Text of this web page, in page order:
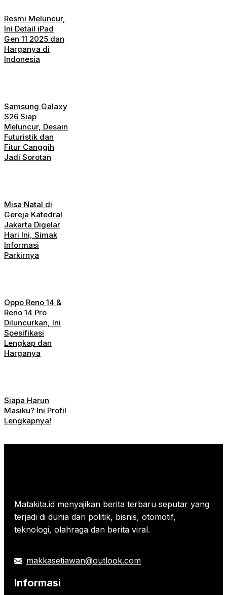
Resmi Meluncur,
Ini Detail iPad
Gen 11 2025 dan
Harganya di
Indonesia
Samsung Galaxy
S26 Siap
Meluncur, Desain
Futuristik dan
Fitur Canggih
Jadi Sorotan
Misa Natal di
Gereja Katedral
Jakarta Digelar
Hari Ini, Simak
Informasi
Parkirnya
Oppo Reno 14 &
Reno 14 Pro
Diluncurkan, Ini
Spesifikasi
Lengkap dan
Harganya
Siapa Harun
Masiku? Ini Profil
Lengkapnya!
Matakita.id menyajikan berita terbaru seputar yang
terjadi di dunia dari politik, bisnis, otomotif,
teknologi, olahraga dan berita viral.
makkasetiawan@outlook.com
Informasi